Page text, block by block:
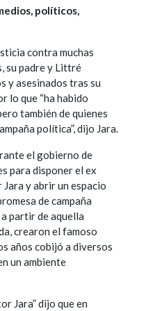
políticos,
contra muchas
su padre y Littré
y asesinados tras su
lo que “ha habido
también de quienes
política”, dijo Jara.
el gobierno de
para disponer el ex
y abrir un espacio
de campaña
a partir de aquella
crearon el famoso
años cobijó a diversos
un ambiente
Jara” dijo que en